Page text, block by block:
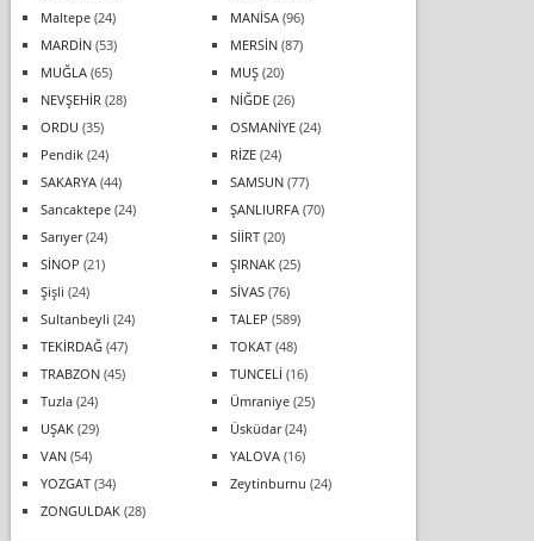
Maltepe(24) MANİSA(96)
MARDİN(53) MERSİN(87)
MUĞLA(65) MUŞ(20)
NEVŞEHİR (28) NİĞDE(26)
ORDU (35) OSMANİYE(24)
Pendik(24) RİZE(24)
SAKARYA(44) SAMSUN(77)
Sancaktepe(24) ŞANLIURFA(70)
Sarıyer(24) SİİRT(20)
SİNOP (21) ŞIRNAK(25)
Şişli (24) SİVAS(76)
Sultanbeyli (24) TALEP (589)
TEKİRDAĞ(47) TOKAT(48)
TRABZON(45) TUNCELİ (16)
Tuzla(24) Ümraniye(25)
UŞAK(29) Üsküdar(24)
VAN(54) YALOVA(16)
YOZGAT(34) Zeytinburnu (24)
ZONGULDAK(28)